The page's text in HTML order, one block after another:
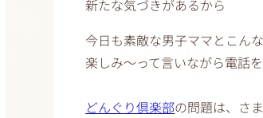
新たな気づきがあるから
今日も素敵な男子ママとこん
楽しみ〜って言いながら電話
どんぐり倶楽部の問題は、さ